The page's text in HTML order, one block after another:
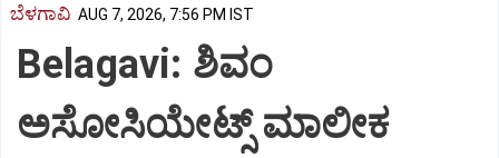
ಬೆಳಗಾವಿ AUG 7, 2026, 7:56 PM IST
Belagavi: ಶಿವಂ
ಅಸೋಸಿಯೇಟ್ಸ್ ಮಾಲೀಕ